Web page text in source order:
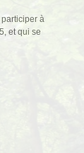
à
et qui se